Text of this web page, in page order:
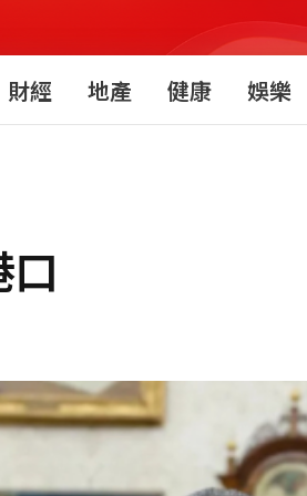
財經 地產 健康 娛樂